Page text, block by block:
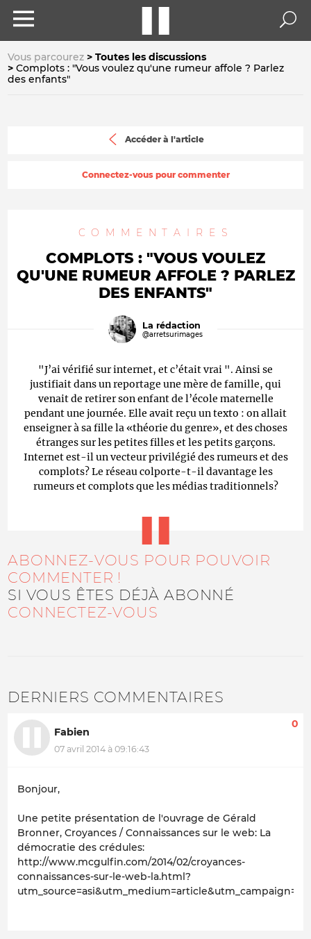
Vous parcourez
Toutes les discussions
Complots : "Vous voulez qu'une rumeur affole ? Parlez
des enfants"
Accéder à l'article
Connectez-vous pour commenter
COMMENTAIRES
COMPLOTS : "VOUS VOULEZ
QU'UNE RUMEUR AFFOLE ? PARLEZ
DES ENFANTS"
La rédaction
@arretsurimages
"J’ai vérifié sur internet, et c’était vrai ". Ainsi se
justifiait dans un reportage une mère de famille, qui
venait de retirer son enfant de l’école maternelle
pendant une journée. Elle avait reçu un texto : on allait
enseigner à sa fille la «théorie du genre», et des choses
étranges sur les petites filles et les petits garçons.
Internet est-il un vecteur privilégié des rumeurs et des
complots? Le réseau colporte-t-il davantage les
rumeurs et complots que les médias traditionnels?
ABONNEZ-VOUS POUR POUVOIR
COMMENTER !
SI VOUS ÊTES DÉJÀ ABONNÉ
CONNECTEZ-VOUS
DERNIERS COMMENTAIRES
Fabien
07 avril 2014 à 09:16:43
0
Bonjour,
Une petite présentation de l'ouvrage de Gérald
Bronner, Croyances / Connaissances sur le web: La
démocratie des crédules:
http://www.mcgulfin.com/2014/02/croyances-
connaissances-sur-le-web-la.html?